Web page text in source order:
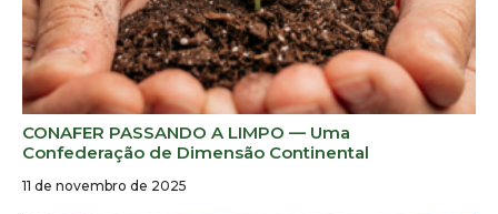
CONAFER PASSANDO A LIMPO — Uma
Confederação de Dimensão Continental
11 de novembro de 2025